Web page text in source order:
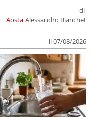
Aosta
di
Alessandro Bianchet
il 07/08/2026